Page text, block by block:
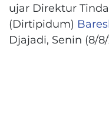
ujar Direktur
(Dirtipidum)
Djajadi, Senin (8/